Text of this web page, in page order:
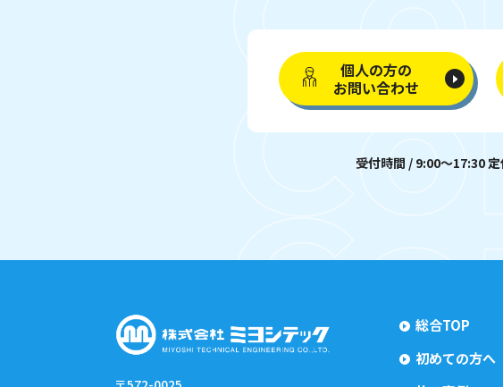
個人の方の
お問い合わせ
受付時間 / 9:00〜17:30
総合TOP
初めての方へ